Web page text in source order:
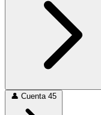
👤 Cuenta 45